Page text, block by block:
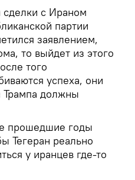
с Ираном
партии
заявлением,
то выйдет из этого
того
успеха, они
Трампа должны
прошедшие годы
Тегеран реально
у иранцев где-то